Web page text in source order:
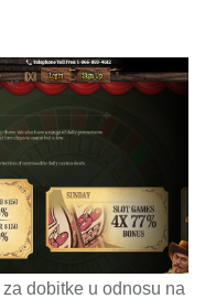
dobitke u odnosu na